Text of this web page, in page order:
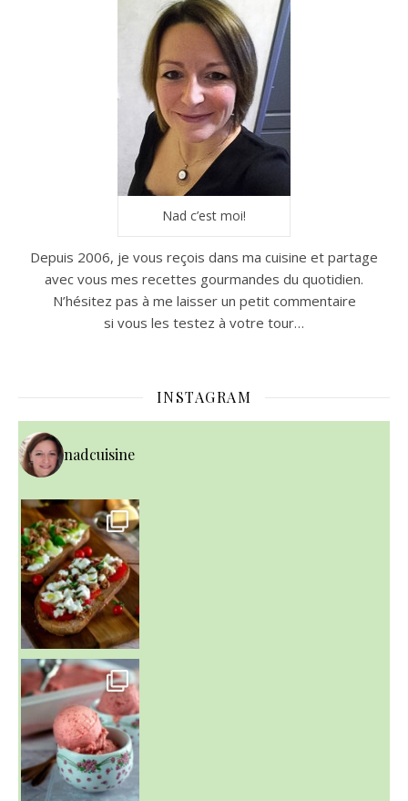
Nad c’est moi!
Depuis 2006, je vous reçois dans ma cuisine et partage
avec vous mes recettes gourmandes du quotidien.
N’hésitez pas à me laisser un petit commentaire
si vous les testez à votre tour…
INSTAGRAM
nadcuisine
~ NICE CREAM À LA FRAISE ~
Presque un mois que